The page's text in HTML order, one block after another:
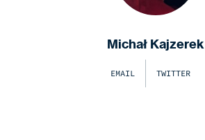
Michał Kajzerek
EMAIL TWITTER